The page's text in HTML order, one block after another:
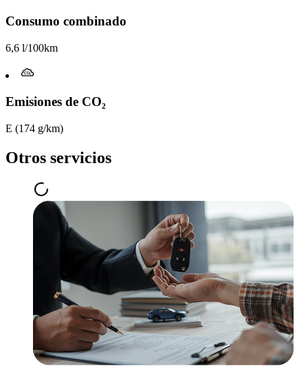
Consumo combinado
6,6 l/100km
Emisiones de CO₂
E (174 g/km)
Otros servicios